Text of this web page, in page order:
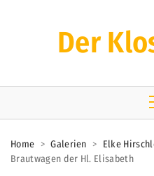
Der
Home > Galerien > Elke
Brautwagen der Hl. Elisabeth